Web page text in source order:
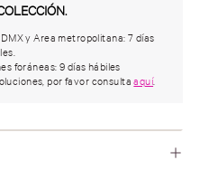
y Area metropolitana: 7 días
foráneas: 9 días hábiles
por favor consultaaquí.